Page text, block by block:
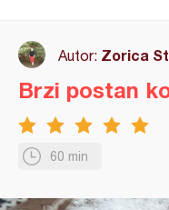
Autor: Zorica
60 min
Brzi postan